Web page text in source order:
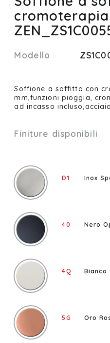
cromoterapia
Modello
Soffione a soffitto con
mm,funzioni pioggia,
ad incasso
Finiture disponibili
D1 Inox
40 Nero
4Q Bianco
5G Oro